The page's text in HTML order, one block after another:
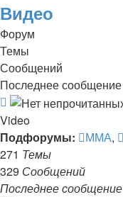
Видео
Форум
Темы
Сообщений
Последнее сообщение
Канал
-
Видео
Video
Подфорумы:
ММА,
271 Темы
329 Сообщений
Последнее сообщение